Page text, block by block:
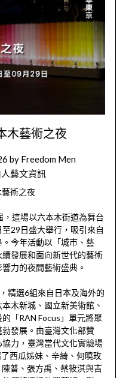
木藝術之夜
by Freedom Men
藝文資訊
術之夜
這場以六本木街道為舞台
29日盛大舉行，吸引來自
今年活動以「城市、藝
發展和面向新世代的藝術
力的夜間藝術盛典。
精選6組來自日本及海外的
木新城、國立新美術館、
「RAN Focus」單元將聚
發展。由臺灣文化部贊
力，臺灣當代文化實驗場
西瓜姊妹、辛綺、何曉玫
普、張方禹、蔡筱淇與吉